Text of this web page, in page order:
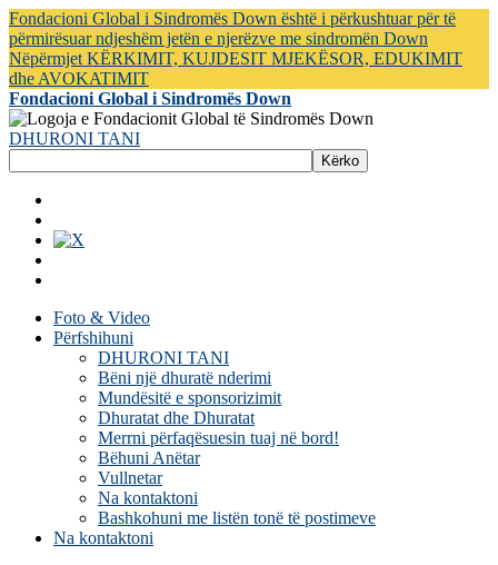
Fondacioni Global i Sindromës Down është i përkushtuar për të
përmirësuar ndjeshëm jetën e njerëzve me sindromën Down
Nëpërmjet KËRKIMIT, KUJDESIT MJEKËSOR, EDUKIMIT
dhe AVOKATIMIT
Fondacioni Global i Sindromës Down
DHURONI TANI
Foto & Video
Përfshihuni
DHURONI TANI
Bëni një dhuratë nderimi
Mundësitë e sponsorizimit
Dhuratat dhe Dhuratat
Merrni përfaqësuesin tuaj në bord!
Bëhuni Anëtar
Vullnetar
Na kontaktoni
Bashkohuni me listën tonë të postimeve
Na kontaktoni